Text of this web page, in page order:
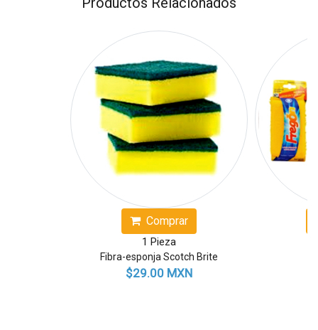
Comprar
Fibra-esponja Scotch Brite
$29.00 MXN